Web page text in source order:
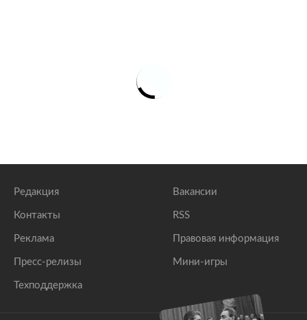
Редакция
Контакты
Реклама
Пресс-релизы
Техподдержка
Вакансии
RSS
Правовая информация
Мини-игры